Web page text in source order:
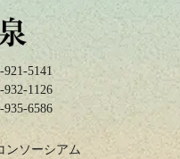
921-5141
932-1126
935-6586
ソーシアム